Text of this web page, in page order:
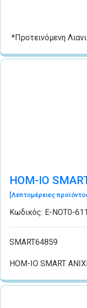
*Προτεινόμενη
HOM-IO
[Λεπτομέρειες
Κωδικός: Ε-ΝΟΤ0-
SMART64859
HOM-IO SMART